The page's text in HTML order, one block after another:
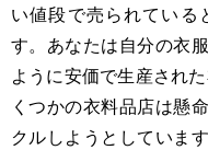
い値段で売られている
す。あなたは自分の衣
ように安価で生産され
くつかの衣料品店は懸
クルしようとしていま